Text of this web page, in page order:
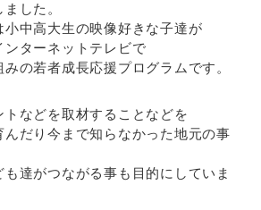
した。
小中高大生の映像好きな子達が
ターネットテレビで
の若者成長応援プログラムです。
などを取材することなどを
だり今まで知らなかった地元の事
達がつながる事も目的にしていま